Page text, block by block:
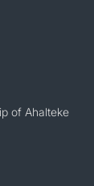
of Ahalteke